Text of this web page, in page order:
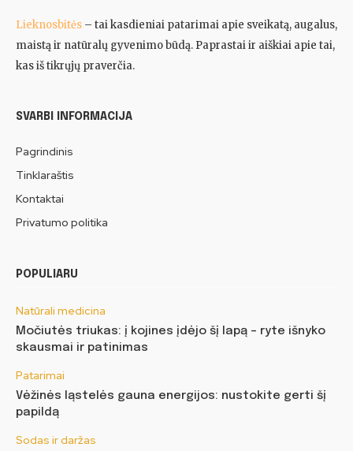
Lieknosbitės – tai kasdieniai patarimai apie sveikatą, augalus,
maistą ir natūralų gyvenimo būdą. Paprastai ir aiškiai apie tai,
kas iš tikrųjų praverčia.
SVARBI INFORMACIJA
Pagrindinis
Tinklaraštis
Kontaktai
Privatumo politika
POPULIARU
Natūrali medicina
Močiutės triukas: į kojines įdėjo šį lapą – ryte išnyko
skausmai ir patinimas
Patarimai
Vėžinės ląstelės gauna energijos: nustokite gerti šį
papildą
Sodas ir daržas